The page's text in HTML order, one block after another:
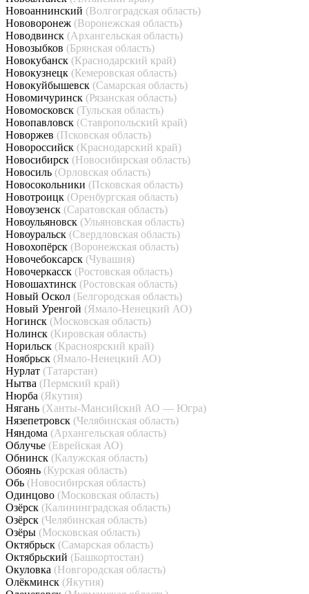
Новоаннинский (Волгоградская область)
Нововоронеж (Воронежская область)
Новодвинск (Архангельская область)
Новозыбков (Брянская область)
Новокубанск (Краснодарский край)
Новокузнецк (Кемеровская область)
Новокуйбышевск (Самарская область)
Новомичуринск (Рязанская область)
Новомосковск (Тульская область)
Новопавловск (Ставропольский край)
Новоржев (Псковская область)
Новороссийск (Краснодарский край)
Новосибирск (Новосибирская область)
Новосиль (Орловская область)
Новосокольники (Псковская область)
Новотроицк (Оренбургская область)
Новоузенск (Саратовская область)
Новоульяновск (Ульяновская область)
Новоуральск (Свердловская область)
Новохопёрск (Воронежская область)
Новочебоксарск (Чувашия)
Новочеркасск (Ростовская область)
Новошахтинск (Ростовская область)
Новый Оскол (Белгородская область)
Новый Уренгой (Ямало-Ненецкий АО)
Ногинск (Московская область)
Нолинск (Кировская область)
Норильск (Красноярский край)
Ноябрьск (Ямало-Ненецкий АО)
Нурлат (Татарстан)
Нытва (Пермский край)
Нюрба (Якутия)
Нягань (Ханты-Мансийский АО — Югра)
Нязепетровск (Челябинская область)
Няндома (Архангельская область)
Облучье (Еврейская АО)
Обнинск (Калужская область)
Обоянь (Курская область)
Обь (Новосибирская область)
Одинцово (Московская область)
Озёрск (Калининградская область)
Озёрск (Челябинская область)
Озёры (Московская область)
Октябрьск (Самарская область)
Октябрьский (Башкортостан)
Окуловка (Новгородская область)
Олёкминск (Якутия)